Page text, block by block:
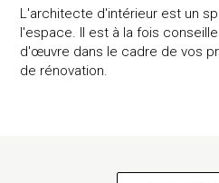
L'architecte d'intérieur est un
l'espace. Il est à la fois
d'œuvre dans le cadre de vos
de rénovation.